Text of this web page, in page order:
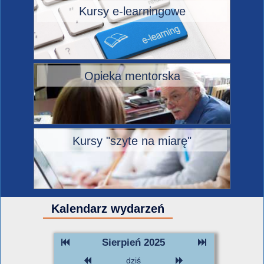
Kursy e-learningowe
Opieka mentorska
Kursy "szyte na miarę"
Kalendarz wydarzeń
Sierpień 2025
dziś